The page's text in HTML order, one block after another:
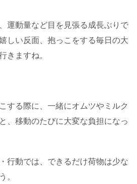
運動量など目を見張る成長ぶりで
しい反面、抱っこをする毎日の大
きますね。
する際に、一緒にオムツやミルク
、移動のたびに大変な負担になっ
行動では、できるだけ荷物は少な
。